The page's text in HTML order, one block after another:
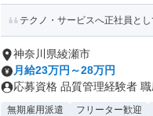
テクノ・サービスへ正社員と
神奈川県綾瀬市
月給23万円～28万円
応募資格 品質管理経験者
無期雇用派遣 フリーター歓迎